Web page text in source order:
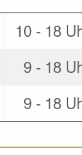
10 - 18
9 - 18
9 - 18